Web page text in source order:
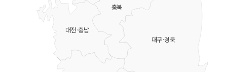
충북
대전·충남
대구·경북